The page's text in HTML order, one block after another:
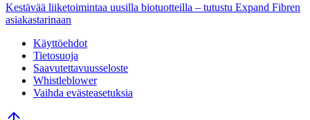
Kestävää liiketoimintaa uusilla biotuotteilla – tutustu Expand Fibren
asiakastarinaan
Käyttöehdot
Tietosuoja
Saavutettavuusseloste
Whistleblower
Vaihda evästeasetuksia